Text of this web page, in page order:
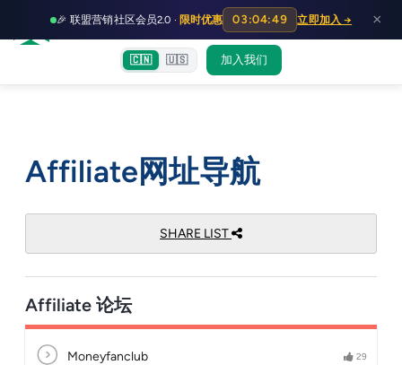
🎉 联盟营销社区会员2.0 · 限时优惠 03:04:48 立即加入 → ×
富裕者联盟 首页文章训练营
HOT
出海教程 认知偏差指南社群交流
🇨🇳 🇺🇸 加入我们
Affiliate网址导航
SHARE LIST
Affiliate 论坛
Moneyfanclub 29